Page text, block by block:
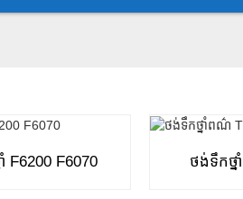
F6200 F6070 ថង់ទឹកថ្